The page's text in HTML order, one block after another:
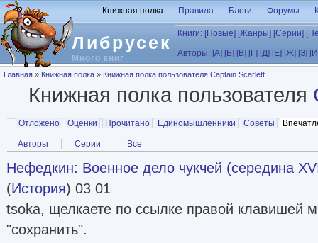
Перейти к основному содержанию
Либрусек
Много книг
Книжная полка Правила Блоги Форумы
Книги: [Новые] [Жанры] [Серии]
Авторы: [А] [Б] [В] [Г] [Д] [Е] [Ж] [З]
Вы здесь
Главная » Книжная полка » Книжная полка пользователя Captain Scarlett
Книжная полка пользователя
Главные вкладки
Отложено Оценки Прочитано Единомышленники Советы
Вторичные вкладки
Авторы Серии Все
Нефедкин: Военное дело чукчей (середина
(История) 03 01
tsoka, щелкаете по ссылке правой клавишей
"сохранить".